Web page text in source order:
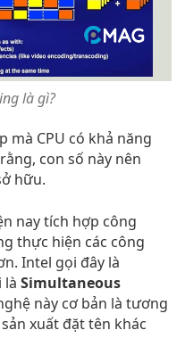
là gì?
mà CPU có khả năng
con số này nên
hữu.
nay tích hợp công
thực hiện các công
Intel gọi đây là
là Simultaneous
này cơ bản là tương
xuất đặt tên khác